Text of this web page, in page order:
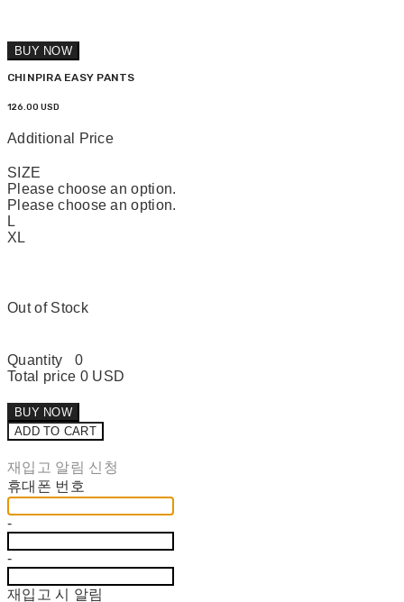
BUY NOW
CHINPIRA EASY PANTS
126.00 USD
Additional Price
SIZE
Please choose an option.
Please choose an option.
L
XL
Out of Stock
Quantity
0
Total price 0 USD
BUY NOW
ADD TO CART
재입고 알림 신청
휴대폰 번호
-
-
재입고 시 알림